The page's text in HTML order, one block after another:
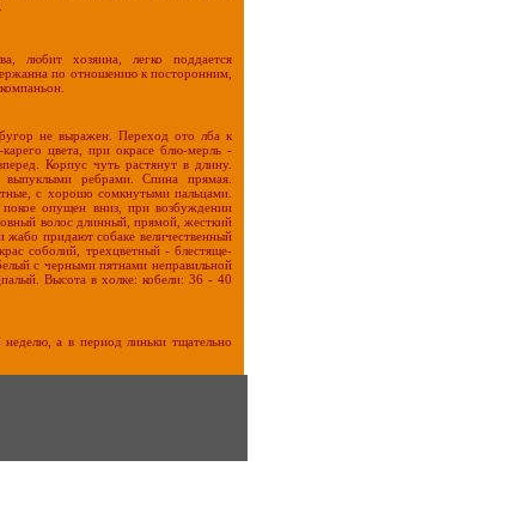
любит хозяина, легко поддается
по отношению к посторонним,
не выражен. Переход ото лба к
цвета, при окрасе блю-мерль -
Корпус чуть растянут в длину.
ребрами. Спина прямая.
с хорошо сомкнутыми пальцами.
опущен вниз, при возбуждении
волос длинный, прямой, жесткий
придают собаке величественный
соболий, трехцветный - блестяще-
с черными пятнами неправильной
Высота в холке: кобели: 36 - 40
а в период линьки тщательно